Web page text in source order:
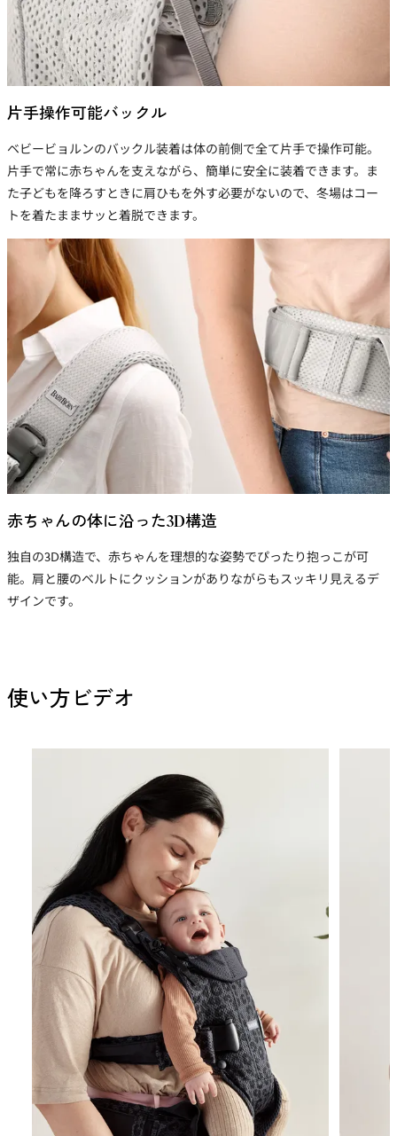
片手操作可能バックル
ベビービョルンのバックル装着は体の前側で全て片手で操作可能。
片手で常に赤ちゃんを支えながら、簡単に安全に装着できます。ま
た子どもを降ろすときに肩ひもを外す必要がないので、冬場はコー
トを着たままサッと着脱できます。
赤ちゃんの体に沿った3D構造
独自の3D構造で、赤ちゃんを理想的な姿勢でぴったり抱っこが可
能。肩と腰のベルトにクッションがありながらもスッキリ見えるデ
ザインです。
使い方ビデオ